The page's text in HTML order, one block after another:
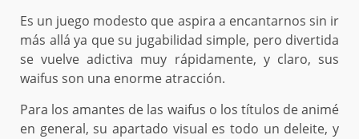
Es un juego modesto que aspira a encantarnos sin ir
más allá ya que su jugabilidad simple, pero divertida
se vuelve adictiva muy rápidamente, y claro, sus
waifus son una enorme atracción.
Para los amantes de las waifus o los títulos de animé
en general, su apartado visual es todo un deleite, y